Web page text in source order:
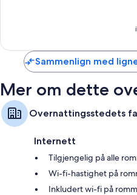
Sammenlign med
Mer om dette
Overnattingsstedets
Internett
Tilgjengelig på alle
Wi-fi-hastighet på
Inkludert wi-fi på